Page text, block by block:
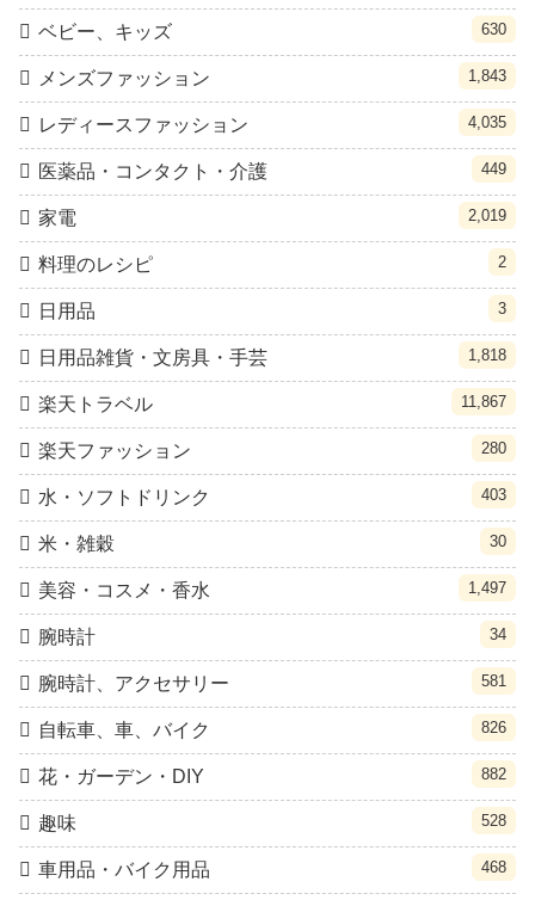
ベビー、キッズ 630
メンズファッション 1,843
レディースファッション 4,035
医薬品・コンタクト・介護 449
家電 2,019
料理のレシピ 2
日用品 3
日用品雑貨・文房具・手芸 1,818
楽天トラベル 11,867
楽天ファッション 280
水・ソフトドリンク 403
米・雑穀 30
美容・コスメ・香水 1,497
腕時計 34
腕時計、アクセサリー 581
自転車、車、バイク 826
花・ガーデン・DIY 882
趣味 528
車用品・バイク用品 468